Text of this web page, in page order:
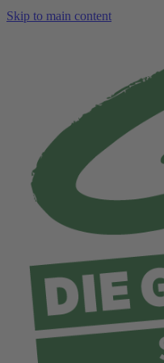
Skip to main content